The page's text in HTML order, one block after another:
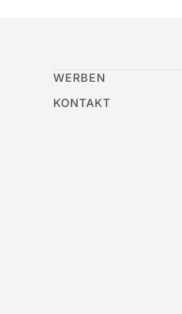
WERBEN
KONTAKT